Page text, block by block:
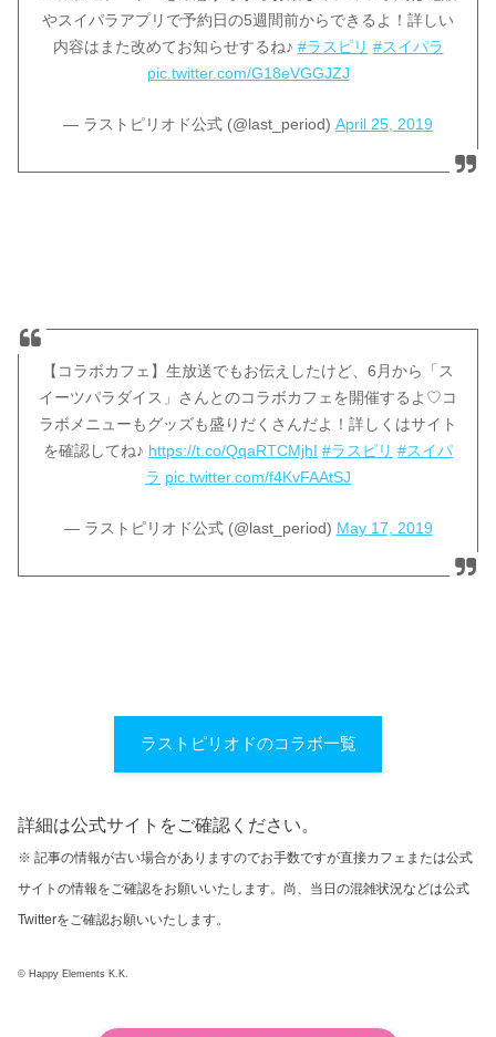
やスイパラアプリで予約日の5週間前からできるよ！詳しい
内容はまた改めてお知らせするね♪ #ラスピリ #スイパラ
pic.twitter.com/G18eVGGJZJ
— ラストピリオド公式 (@last_period) April 25, 2019
【コラボカフェ】生放送でもお伝えしたけど、6月から「ス
イーツパラダイス」さんとのコラボカフェを開催するよ♡コ
ラボメニューもグッズも盛りだくさんだよ！詳しくはサイト
を確認してね♪ https://t.co/QqaRTCMjhI #ラスピリ #スイパ
ラ pic.twitter.com/f4KvFAAtSJ
— ラストピリオド公式 (@last_period) May 17, 2019
ラストピリオドのコラボ一覧
詳細は公式サイトをご確認ください。
※ 記事の情報が古い場合がありますのでお手数ですが直接カフェまたは公式
サイトの情報をご確認をお願いいたします。尚、当日の混雑状況などは公式
Twitterをご確認お願いいたします。
© Happy Elements K.K.